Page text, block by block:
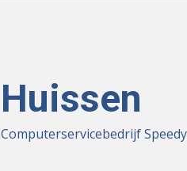
Huissen
Computerservicebedrijf